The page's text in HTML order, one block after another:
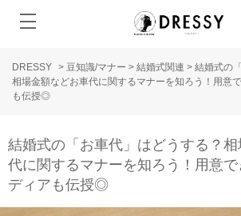
DRESSY > 豆知識/マナー > 結婚式関連 > 結婚式の
相場金額などお車代に関するマナーを知ろう！用意
も伝授◎
結婚式の「お車代」はどうする？
代に関するマナーを知ろう！用意
ディアも伝授◎